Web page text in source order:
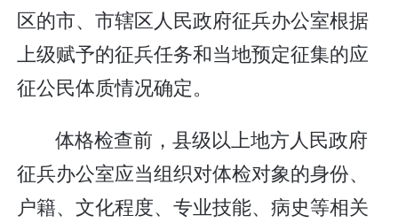
区的市、市辖区人民政府征兵办公室根据
上级赋予的征兵任务和当地预定征集的应
征公民体质情况确定。
体格检查前，县级以上地方人民政府
征兵办公室应当组织对体检对象的身份、
户籍、文化程度、专业技能、病史等相关